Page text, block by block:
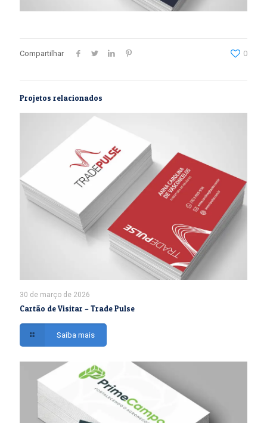
Compartilhar 0
Projetos relacionados
30 de março de 2026
Cartão de Visitar – Trade Pulse
Saiba mais